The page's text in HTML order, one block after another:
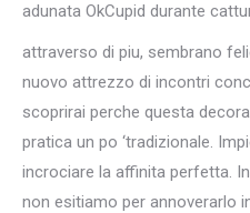
adunata OkCupid durante
attraverso di piu, sembrano
nuovo attrezzo di incontri
scoprirai perche questa
pratica un po ‘tradizionale.
incrociare la affinita perfetta.
non esitiamo per annoverarlo